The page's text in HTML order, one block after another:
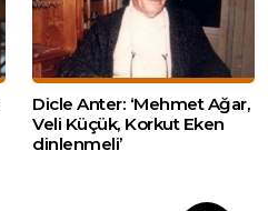
Dicle Anter: ‘Mehmet Ağar,
Veli Küçük, Korkut Eken
dinlenmeli’